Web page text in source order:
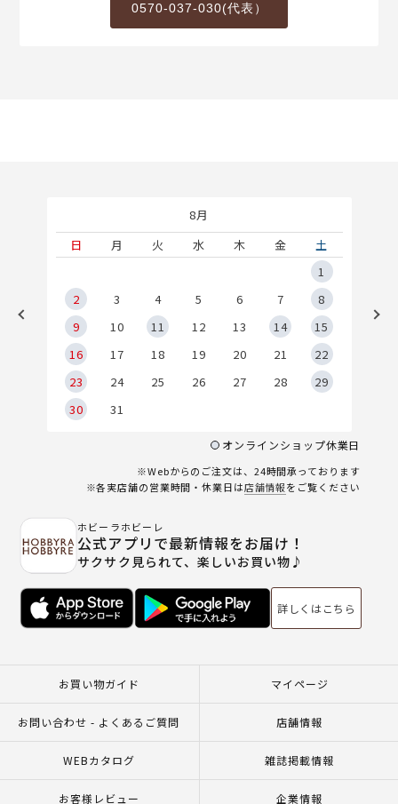
0570-037-030(代表）
8月
日
月 火 水 木 金
土
1
2
3 4 5 6 7
8
9
10 11 12 13 14
15
16
17 18 19 20 21
22
23
24 25 26 27 28
29
30
31
オンラインショップ休業日
※Webからのご注文は、24時間承っております
※各実店舗の営業時間・休業日は店舗情報をご覧ください
ホビーラホビーレ
公式アプリで最新情報をお届け！
サクサク見られて、楽しいお買い物♪
詳しくはこちら
お買い物ガイド マイページ
お問い合わせ - よくあるご質問 店舗情報
WEBカタログ 雑誌掲載情報
お客様レビュー 企業情報